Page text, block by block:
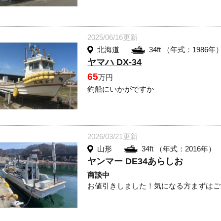
2025/06/16更新
北海道
34ft （年式：1986年
ヤマハ DX-34
65万円
釣船にいかがですか
2026/03/21更新
山形
34ft （年式：2016年）
ヤンマー DE34あらしお
商談中
お値引きしました！気になる方まずは